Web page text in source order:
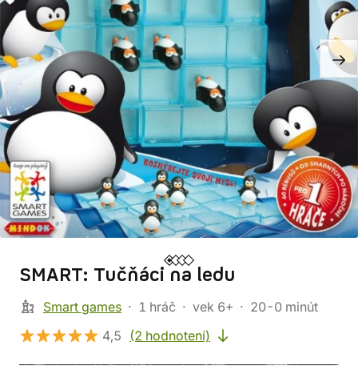
SMART: Tučňáci na ledu
Smart games 1 hráč vek 6+
20-0 minút
4,5
(2 hodnotení)